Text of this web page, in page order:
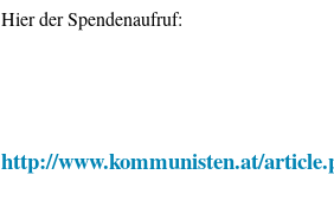
Hier der Spendenaufruf:
http://www.kommunisten.at/